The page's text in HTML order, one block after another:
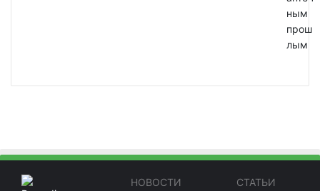
ным
прош
лым
НОВОСТИ
СТАТЬИ